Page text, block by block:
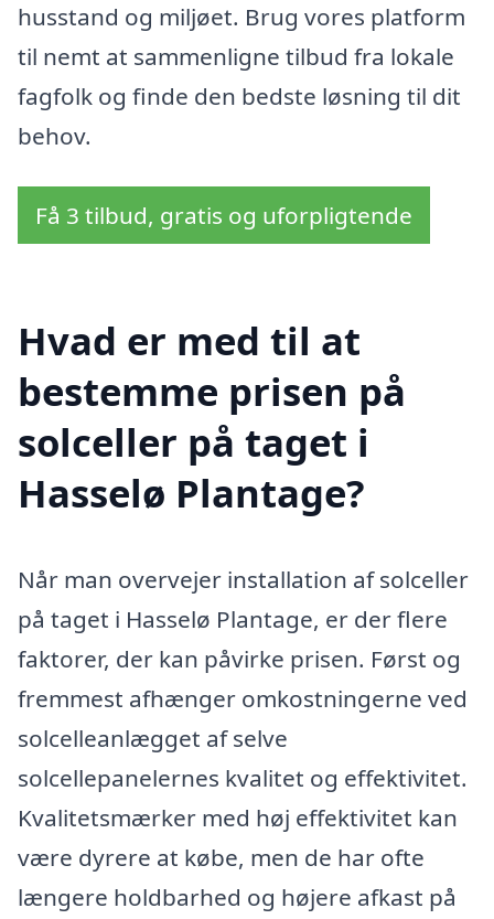
husstand og miljøet. Brug vores platform
til nemt at sammenligne tilbud fra lokale
fagfolk og finde den bedste løsning til dit
behov.
Få 3 tilbud, gratis og uforpligtende
Hvad er med til at
bestemme prisen på
solceller på taget i
Hasselø Plantage?
Når man overvejer installation af solceller
på taget i Hasselø Plantage, er der flere
faktorer, der kan påvirke prisen. Først og
fremmest afhænger omkostningerne ved
solcelleanlægget af selve
solcellepanelernes kvalitet og effektivitet.
Kvalitetsmærker med høj effektivitet kan
være dyrere at købe, men de har ofte
længere holdbarhed og højere afkast på